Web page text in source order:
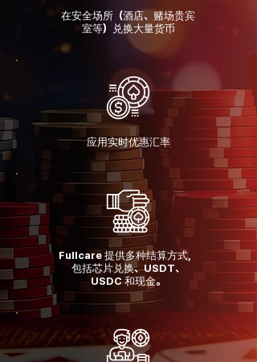
在安全场所（酒店、赌场贵宾
室等）兑换大量货币
应用实时优惠汇率
Fullcare 提供多种结算方式，
包括芯片兑换、USDT、
USDC 和现金。